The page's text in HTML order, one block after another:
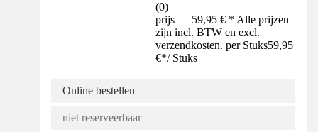
(0)
prijs — 59,95 € * Alle prijzen
zijn incl. BTW en excl.
verzendkosten. per Stuks59,95
€*/ Stuks
Online bestellen
niet reserveerbaar